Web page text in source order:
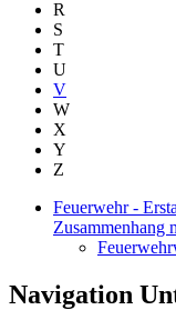
R
S
T
U
V
W
X
Y
Z
Feuerwehr -
Zusammenhang
Navigation